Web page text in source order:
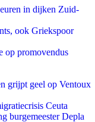
in dijken Zuid-
ook Griekspoor
op promovendus
grijpt geel op Ventoux
Ceuta
burgemeester Depla